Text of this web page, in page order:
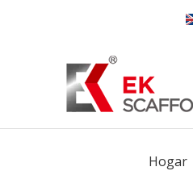
Hogar